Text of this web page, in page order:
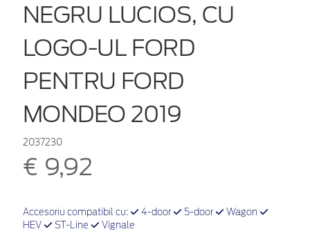
NEGRU LUCIOS, CU
LOGO-UL FORD
PENTRU FORD
MONDEO 2019
2037230
€ 9,92
Accesoriu compatibil cu: 4-door 5-door
Wagon
HEV
ST-Line Vignale